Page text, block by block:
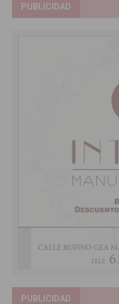
PUBLICIDAD
PUBLICIDAD